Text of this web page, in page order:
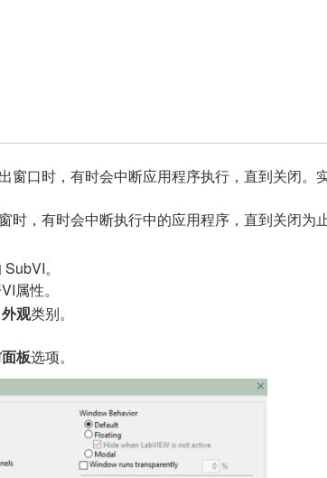
窗口时，有时会中断应用程序执行，直到关闭。
时，有时会中断执行中的应用程序，直到关闭
。
属性。
观类别。
板选项。